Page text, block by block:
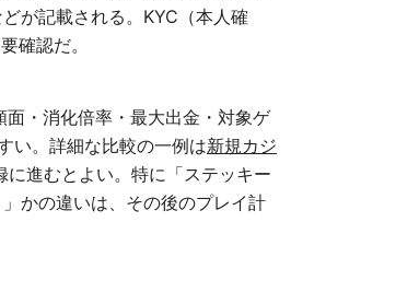
が記載される。KYC（本人確
確認だ。
面・消化倍率・最大出金・対象ゲ
い。詳細な比較の一例は新規カジ
進むとよい。特に「ステッキー
かの違いは、その後のプレイ計